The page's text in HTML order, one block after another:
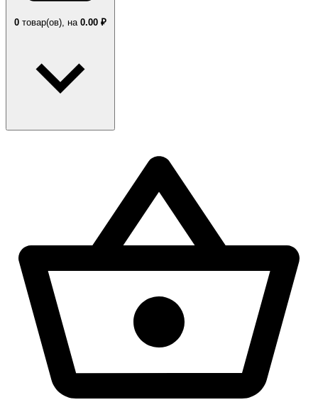
0 товар(ов), на 0.00 ₽